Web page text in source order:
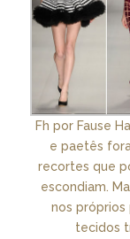
Fh por Fause
e paetês
recortes que
escondiam.
nos próprios
tecidos